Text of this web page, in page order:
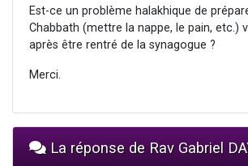
Est-ce un problème halakhique de
Chabbath (mettre la nappe, le pain, etc.)
après être rentré de la synagogue ?
Merci.
La réponse de Rav Gabriel